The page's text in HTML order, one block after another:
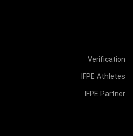
Verification
IFPE Athletes
IFPE Partner